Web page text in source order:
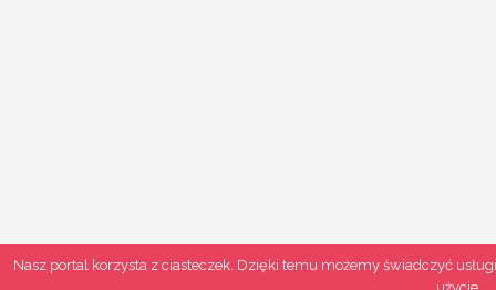
Nasz portal korzysta z ciasteczek. Dzięki temu możemy świadczyć